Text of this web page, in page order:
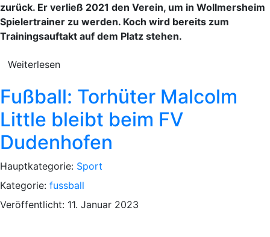
zurück. Er verließ 2021 den Verein, um in Wollmersheim
Spielertrainer zu werden. Koch wird bereits zum
Trainingsauftakt auf dem Platz stehen.
Weiterlesen
Fußball: Torhüter Malcolm
Little bleibt beim FV
Dudenhofen
Hauptkategorie: Sport
Kategorie: fussball
Veröffentlicht: 11. Januar 2023